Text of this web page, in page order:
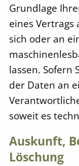
Grundlage
eines
sich oder an
lassen. Sofern
der Daten an
soweit es
Auskunft,
Löschung